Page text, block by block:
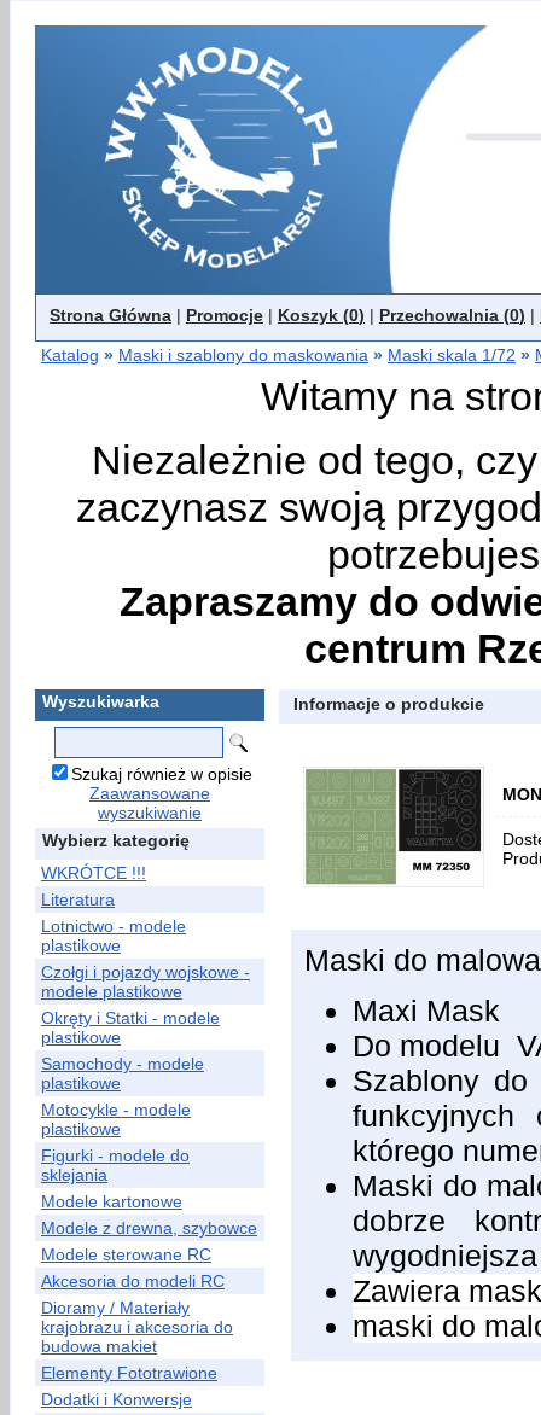
Strona Główna | Promocje | Koszyk (0) | Przechowalnia (0) |
Katalog » Maski i szablony do maskowania » Maski skala 1/72 »
Witamy na
Niezależnie od tego,
zaczynasz swoją
Zapraszamy do
centrum
Wyszukiwarka
Szukaj również w opisie
Zaawansowane
wyszukiwanie
Wybierz kategorię
WKRÓTCE !!!
Literatura
Lotnictwo - modele
plastikowe
Czołgi i pojazdy wojskowe -
modele plastikowe
Okręty i Statki - modele
plastikowe
Samochody - modele
plastikowe
Motocykle - modele
plastikowe
Figurki - modele do
sklejania
Modele kartonowe
Modele z drewna, szybowce
Modele sterowane RC
Akcesoria do modeli RC
Dioramy / Materiały
krajobrazu i akcesoria do
budowa makiet
Elementy Fototrawione
Dodatki i Konwersje
Informacje o produkcie
Maski do
Maxi Mask
Do modelu
Szablony do
funkcyjnych
którego
Maski do
dobrze
Zawiera
maski do